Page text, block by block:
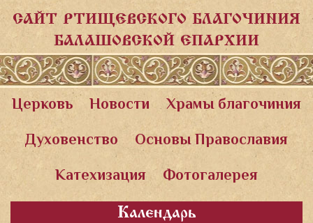
САЙТ РТИЩЕВСКОГО БЛАГОЧИНИЯ
БАЛАШОВСКОЙ ЕПАРХИИ
Церковь Новости
Храмы благочиния
Духовенство
Основы Православия
Катехизация
Фотогалерея
Календарь